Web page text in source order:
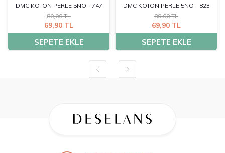
DMC KOTON PERLE 5NO - 747
80,00 TL
69,90 TL
SEPETE EKLE
DMC KOTON PERLE 5NO - 823
80,00 TL
69,90 TL
SEPETE EKLE